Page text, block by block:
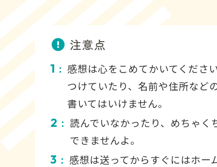
注意点
1 ： 感想は心をこめてかいてくださ
つけていたり、名前や住所など
書いてはいけません。
2 ： 読んでいなかったり、めちゃく
できませんよ。
3 ： 感想は送ってからすぐにはホー